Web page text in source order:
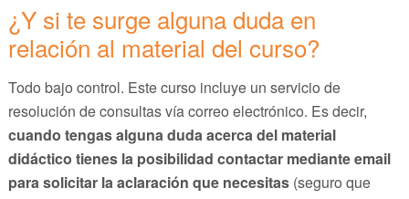
¿Y si te surge alguna duda en
relación al material del curso?
Todo bajo control. Este curso incluye un servicio de
resolución de consultas vía correo electrónico. Es decir,
cuando tengas alguna duda acerca del material
didáctico tienes la posibilidad contactar mediante email
para solicitar la aclaración que necesitas(seguro que